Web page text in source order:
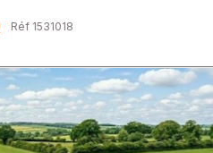
Réf 1531018